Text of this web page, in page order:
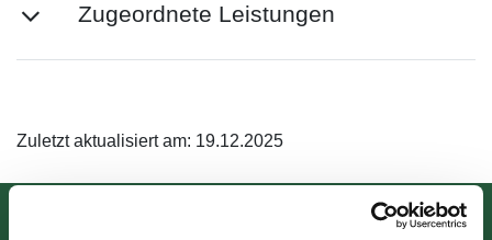
Zugeordnete Leistungen
Zuletzt aktualisiert am: 19.12.2025